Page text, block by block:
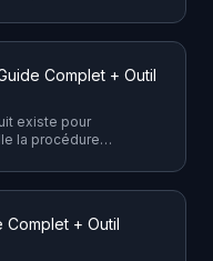
nécessaires.
Complet + Outil
existe pour
la procédure
nécessaires.
Complet + Outil